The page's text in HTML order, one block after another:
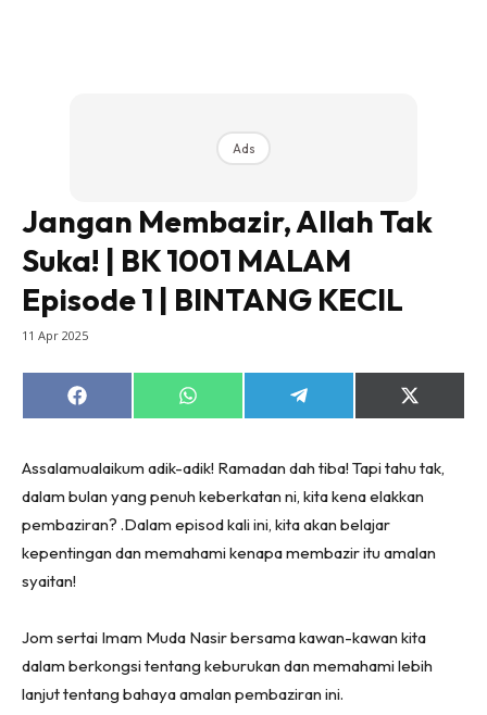
Ads
Jangan Membazir, Allah Tak
Suka! | BK 1001 MALAM
Episode 1 | BINTANG KECIL
11 Apr 2025
Share
on
Share
on
Share
on
Share
on
Assalamualaikum adik-adik! Ramadan dah tiba! Tapi tahu tak,
dalam bulan yang penuh keberkatan ni, kita kena elakkan
pembaziran? .Dalam episod kali ini, kita akan belajar
kepentingan dan memahami kenapa membazir itu amalan
syaitan!
Jom sertai Imam Muda Nasir bersama kawan-kawan kita
dalam berkongsi tentang keburukan dan memahami lebih
lanjut tentang bahaya amalan pembaziran ini.